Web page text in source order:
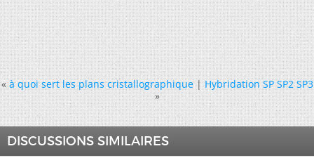
« à quoi sert les plans cristallographique|Hybridation SP SP2 SP3
»
DISCUSSIONS SIMILAIRES